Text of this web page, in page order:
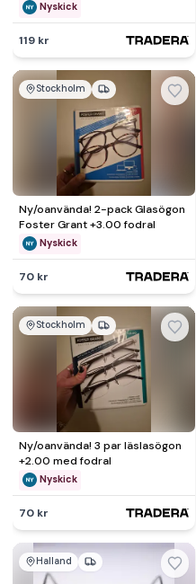
Nyskick
119 kr
Stockholm
Ny/oanvända! 2-pack Glasögon
Foster Grant +3.00 fodral
Nyskick
70 kr
Stockholm
Ny/oanvända! 3 par läslasögon
+2.00 med fodral
Nyskick
70 kr
Halland